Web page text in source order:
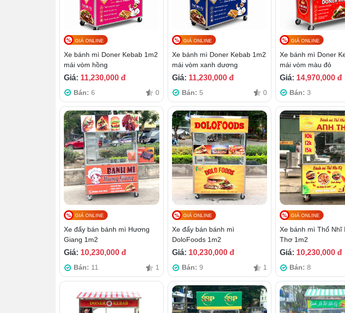
GIÁ ONLINE
Xe bánh mì Doner Kebab 1m2
mái vòm hồng
Giá: 11,230,000 đ
Bán: 6 0
GIÁ ONLINE
Xe bánh mì Doner Kebab 1m2
mái vòm xanh dương
Giá: 11,230,000 đ
Bán: 5 0
GIÁ ONLINE
Xe bánh mì Doner
mái vòm màu đỏ
Giá: 14,970,000 đ
Bán:3
GIÁ ONLINE
Xe đẩy bán bánh mì Hương
Giang 1m2
Giá: 10,230,000 đ
Bán: 11 1
GIÁ ONLINE
Xe đẩy bán bánh mì
DoloFoods 1m2
Giá: 10,230,000 đ
Bán: 9 1
GIÁ ONLINE
Xe bánh mì Thổ Nhĩ
Thơ 1m2
Giá: 10,230,000 đ
Bán:8